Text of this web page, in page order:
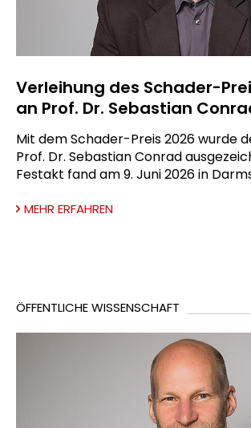
Verleihung des Schader-
an Prof. Dr. Sebastian
Mit dem Schader-Preis 2026 wurde
Prof. Dr. Sebastian Conrad
Festakt fand am 9. Juni 2026 in
MEHR ERFAHREN
ÖFFENTLICHE WISSENSCHAFT